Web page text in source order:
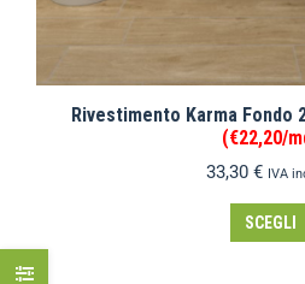
Rivestimento Karma Fondo
(€22,20/
33,30 € IVA
SCEGLI